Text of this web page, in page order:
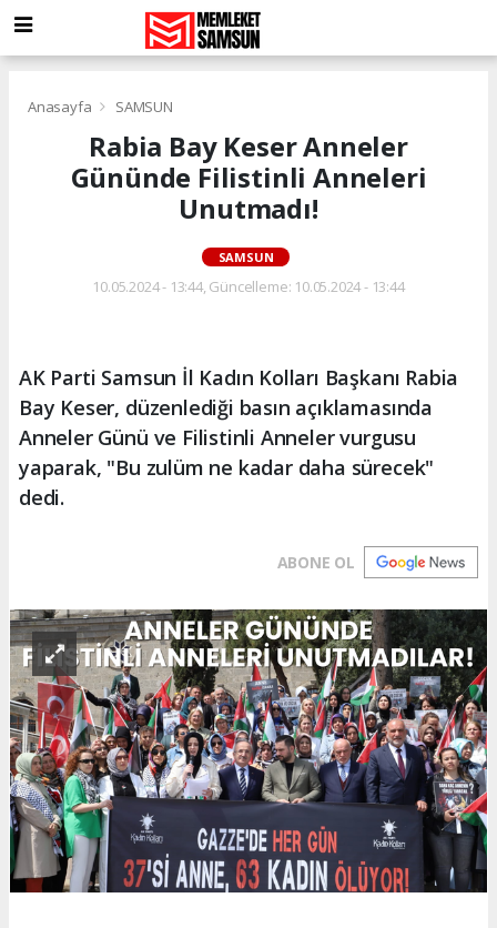
Anasayfa SAMSUN
Rabia Bay Keser Anneler
Gününde Filistinli Anneleri
Unutmadı!
SAMSUN
10.05.2024 - 13:44, Güncelleme: 10.05.2024 - 13:44
AK Parti Samsun İl Kadın Kolları Başkanı Rabia
Bay Keser, düzenlediği basın açıklamasında
Anneler Günü ve Filistinli Anneler vurgusu
yaparak, "Bu zulüm ne kadar daha sürecek"
dedi.
ABONE OL